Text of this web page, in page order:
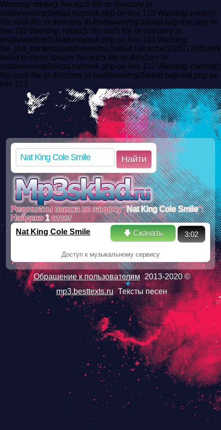
Warning: mkdir(): No such file or directory in
/ssd/www/mp3sklad.ru/poisk.php on line 110 Warning: mkdir():
No such file or directory in /ssd/www/mp3sklad.ru/poisk.php on
line 110 Warning: mkdir(): No such file or directory in
/ssd/www/mp3sklad.ru/poisk.php on line 110 Warning:
file_put_contents(/ssd/www/mp3sklad.ru/cache/1/2/5/
failed to open stream: No such file or directory in
/ssd/www/mp3sklad.ru/poisk.php on line 112 Warning: chmod():
No such file or directory in /ssd/www/mp3sklad.ru/poisk.php on
line 113
Найти
Результаты поиска по запросу "Nat King Cole Smile":
Найдено1ответ
Nat King Cole Smile
🡇 Скачать 3:02
Доступ к музыкальному сервису
Обращение к пользователям 2013-2020 ©
mp3.besttexts.ru Тексты песен